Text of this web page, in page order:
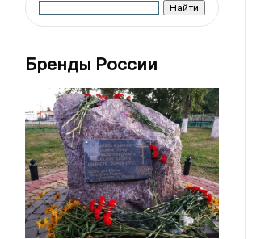
Бренды России